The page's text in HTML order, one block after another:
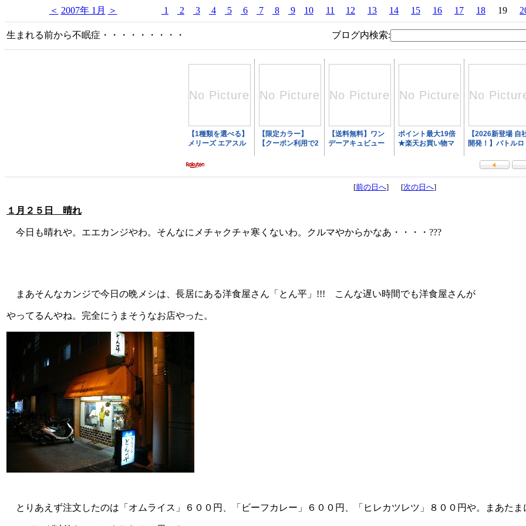
＜ 2007年 1月 ＞ 1 2 3 4 5 6 7 8 9 10 11 12 13 14 15 16 17 18 19
生まれる前から不眠症・・・・・・・・・ ブログ内検索:
[前の日へ] [次の日へ]
１月２５日 晴れ
今日も晴れや。エエカンジやわ。そんなにメチャクチャ寒くないわ。クルマやからかなあ・・・・???
まあそんなカンジで今日の晩メシは、長居にある洋食屋さん「とん平」!!! こんな遅い時間でも洋食屋さんが
やってるんやね。完全にうまそうなお店やった。
とりあえず注文したのは「オムライス」６００円、「ビーフカレー」６００円、「ヒレカツレツ」８００円や。まあたま